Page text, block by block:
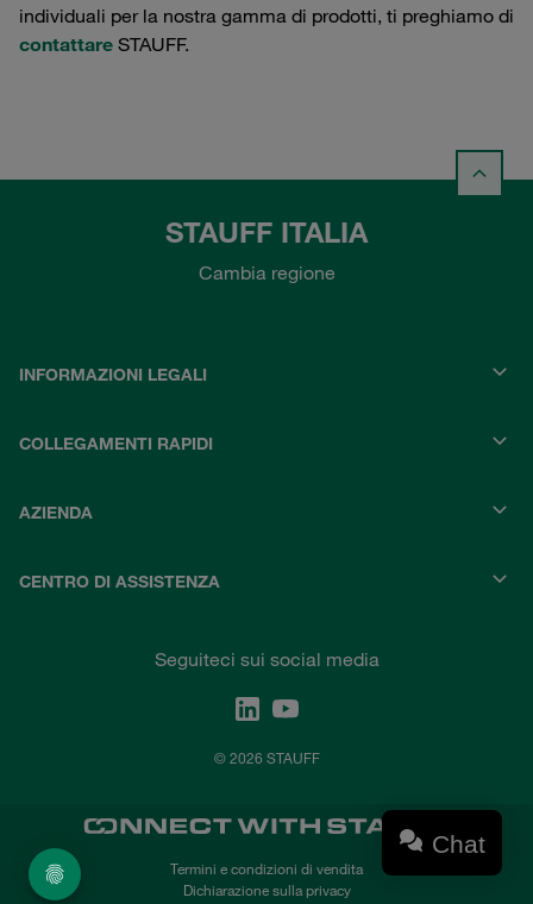
individuali per la nostra gamma di prodotti, ti preghiamo di
contattare STAUFF.
STAUFF ITALIA
Cambia regione
INFORMAZIONI LEGALI
COLLEGAMENTI RAPIDI
AZIENDA
CENTRO DI ASSISTENZA
Seguiteci sui social media
© 2026 STAUFF
Termini e condizioni di vendita
Dichiarazione sulla privacy
Chat